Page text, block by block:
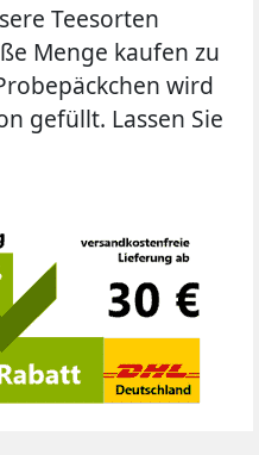
Teesorten
Menge kaufen zu
wird
gefüllt. Lassen Sie